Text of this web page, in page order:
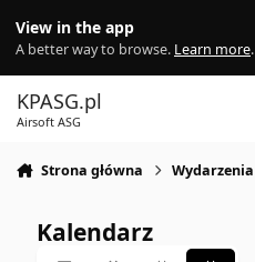
View in the app
A better way to browse. Learn more.
KPASG.pl
Airsoft ASG
Strona główna Wydarzenia
Kalendarz